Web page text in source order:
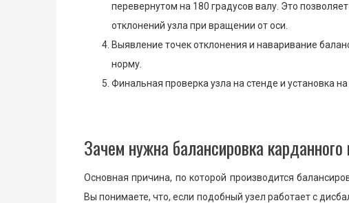
перевернутом на 180 градусов валу. Это
отклонений узла при вращении от оси.
Выявление точек отклонения и наваривание
норму.
Финальная проверка узла на стенде и установка
Зачем нужна балансировка карданного
Основная причина, по которой производится
Вы понимаете, что, если подобный узел работает с